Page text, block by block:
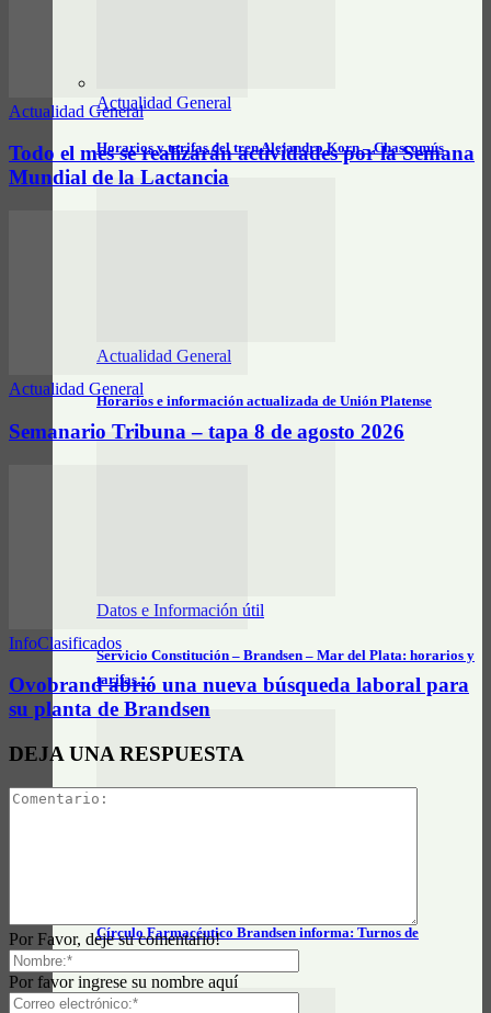
Actualidad General
Horarios y tarifas del tren Alejandro Korn – Chascomús
Actualidad General
Horarios e información actualizada de Unión Platense
Datos e Información útil
Servicio Constitución – Brandsen – Mar del Plata: horarios y
tarifas…
Círculo Farmacéutico Brandsen informa: Turnos de
Actualidad General
Todo el mes se realizarán actividades por la Semana
Mundial de la Lactancia
Actualidad General
Semanario Tribuna – tapa 8 de agosto 2026
InfoClasificados
Ovobrand abrió una nueva búsqueda laboral para
su planta de Brandsen
DEJA UNA RESPUESTA
Por Favor, deje su comentario!
Por favor ingrese su nombre aquí